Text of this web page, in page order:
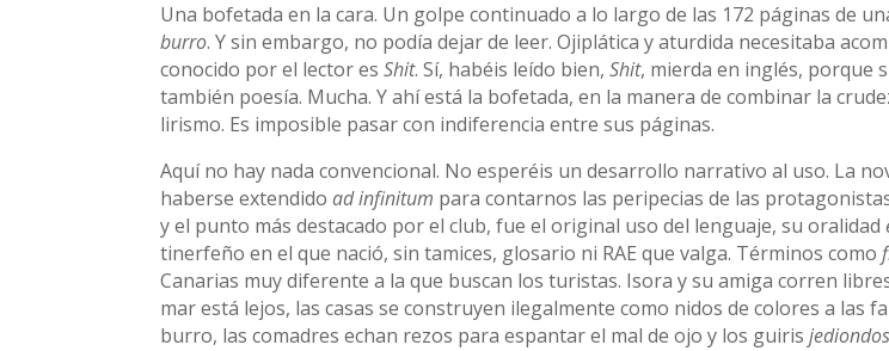
Una bofetada en la cara. Un golpe continuado a lo largo de las 172 páginas de
burro. Y sin embargo, no podía dejar de leer. Ojiplática y aturdida necesitaba
conocido por el lector esShit. Sí, habéis leído bien,Shit, mierda en inglés, porque
también poesía. Mucha. Y ahí está la bofetada, en la manera de combinar la
lirismo. Es imposible pasar con indiferencia entre sus páginas.
Aquí no hay nada convencional. No esperéis un desarrollo narrativo al uso. La
haberse extendidoad infinitum para contarnos las peripecias de las
y el punto más destacado por el club, fue el original uso del lenguaje, su oralidad
tinerfeño en el que nació, sin tamices, glosario ni RAE que valga. Términos como
Canarias muy diferente a la que buscan los turistas. Isora y su amiga corren
mar está lejos, las casas se construyen ilegalmente como nidos de colores a las
burro, las comadres echan rezos para espantar el mal de ojo y los guiris